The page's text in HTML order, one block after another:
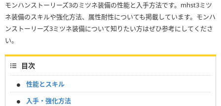
モンハンストーリーズ3のミツネ装備の性能と入手方法です。mhst3ミツ
ネ装備のスキルや強化方法、属性耐性についても掲載しています。モンハ
ンストーリーズ3ミツネ装備について知りたい方はぜひ参考にしてくださ
い。
目次
性能とスキル
入手・強化方法